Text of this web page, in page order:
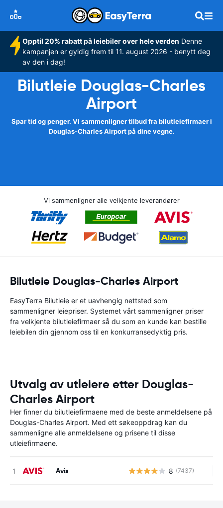
Opptil 20% rabatt på leiebiler over hele verden Denne
kampanjen er gyldig frem til 11. august 2026 - benytt deg
av den i dag!
Bilutleie Douglas-Charles
Airport
Spar tid og penger. Vi sammenligner tilbud fra bilutleiefirmaer i
Douglas-Charles Airport på dine vegne.
Vi sammenligner alle velkjente leverandører
Bilutleie Douglas-Charles Airport
EasyTerra Bilutleie er et uavhengig nettsted som
sammenligner leiepriser. Systemet vårt sammenligner priser
fra velkjente bilutleiefirmaer så du som en kunde kan bestille
leiebilen din gjennom oss til en konkurransedyktig pris.
Utvalg av utleiere etter Douglas-
Charles Airport
Her finner du bilutleiefirmaene med de beste anmeldelsene på
Douglas-Charles Airport. Med ett søkeoppdrag kan du
sammenligne alle anmeldelsene og prisene til disse
utleiefirmaene.
Avis 8 (7437)